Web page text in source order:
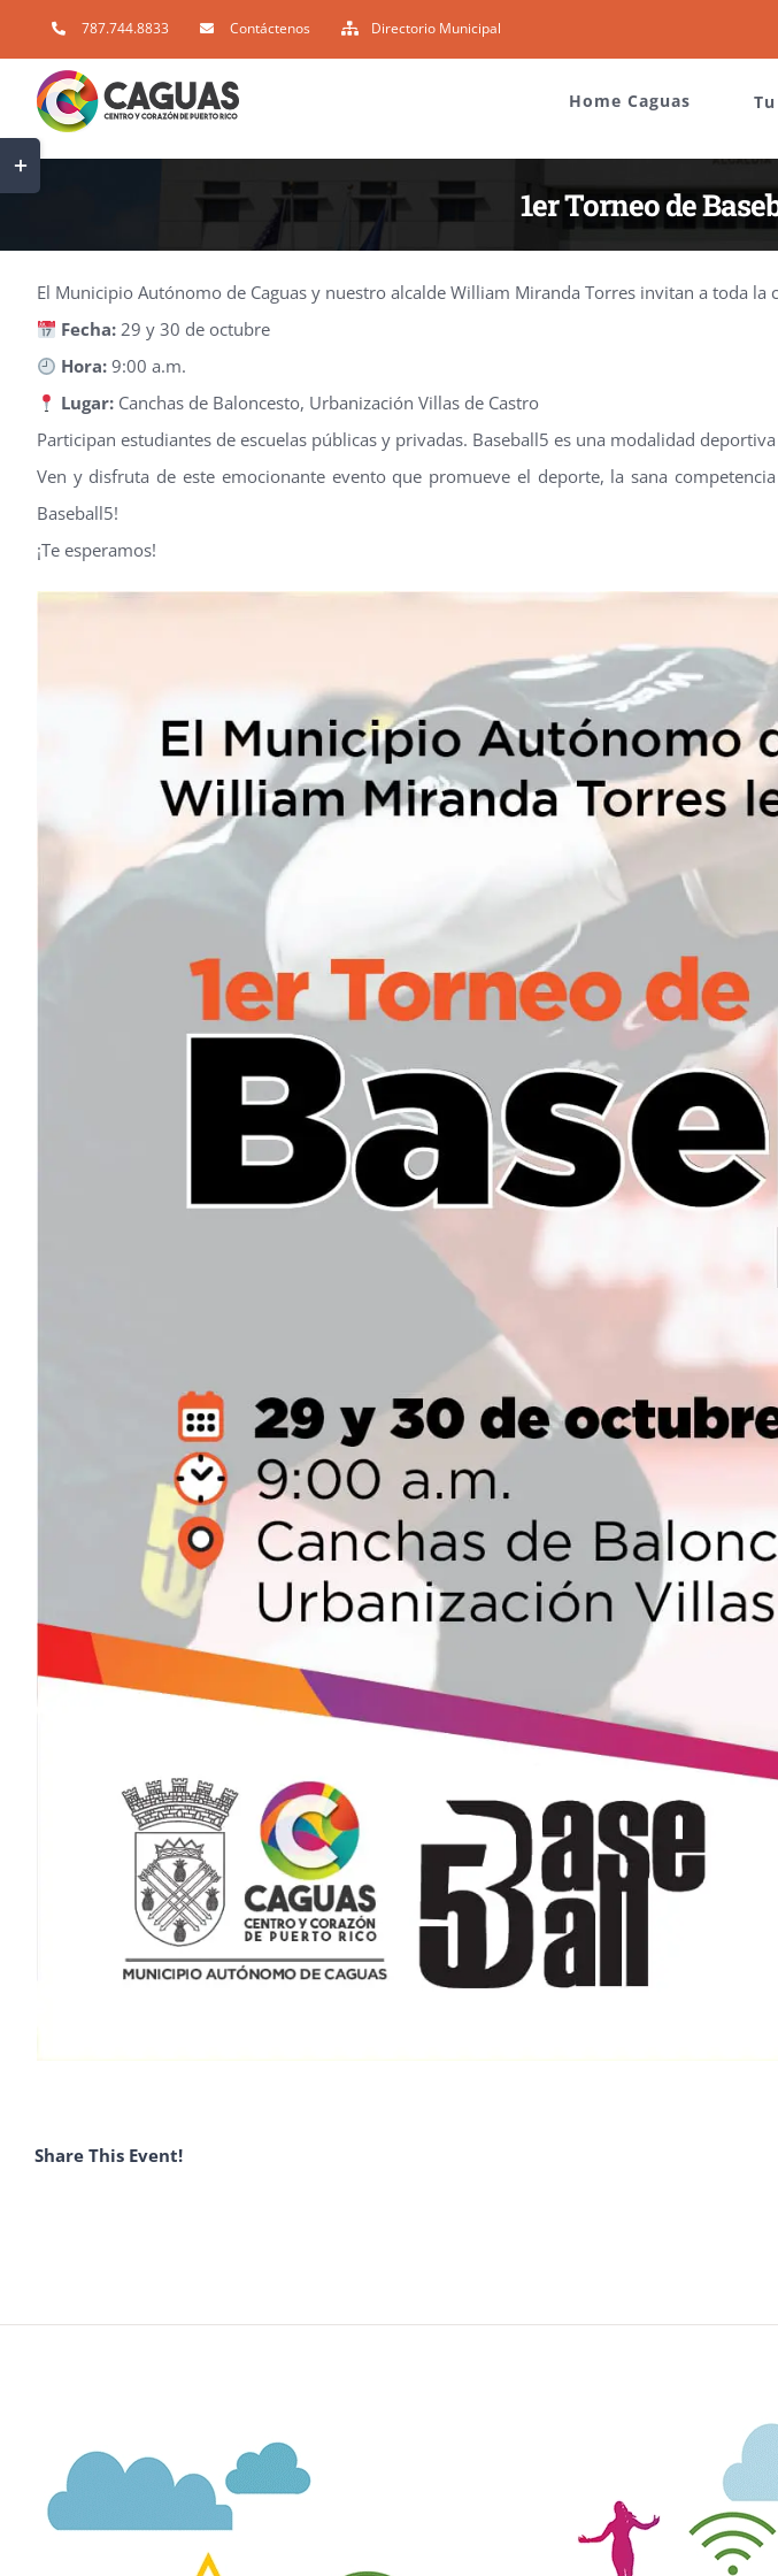
to
content
787.744.8833 Contáctenos Directorio Municipal
Home Caguas
1er Torneo de
El Municipio Autónomo de Caguas y nuestro alcalde William Miranda Torres invitan a toda
Fecha: 29 y 30 de octubre
Hora: 9:00 a.m.
Lugar: Canchas de Baloncesto, Urbanización Villas de Castro
Participan estudiantes de escuelas públicas y privadas. Baseball5 es una modalidad
Ven y disfruta de este emocionante evento que promueve el deporte, la sana
Baseball5!
¡Te esperamos!
Share This Event!
Toggle
Sliding